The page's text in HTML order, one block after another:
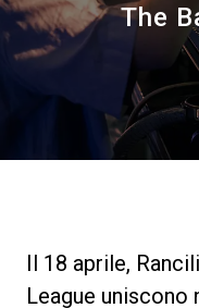
The
Il 18 aprile,
League
Il gruppo
News
I nostri Lab